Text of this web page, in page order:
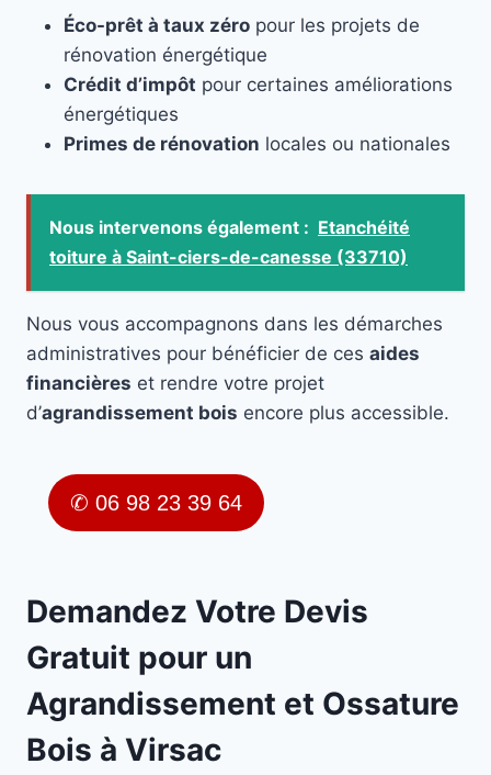
Éco-prêt à taux zéro pour les projets de
rénovation énergétique
Crédit d’impôt pour certaines améliorations
énergétiques
Primes de rénovation locales ou nationales
Nous intervenons également : Etanchéité
toiture à Saint-ciers-de-canesse (33710)
Nous vous accompagnons dans les démarches
administratives pour bénéficier de ces aides
financières et rendre votre projet
d’agrandissement bois encore plus accessible.
✆ 06 98 23 39 64
Demandez Votre Devis
Gratuit pour un
Agrandissement et Ossature
Bois à Virsac